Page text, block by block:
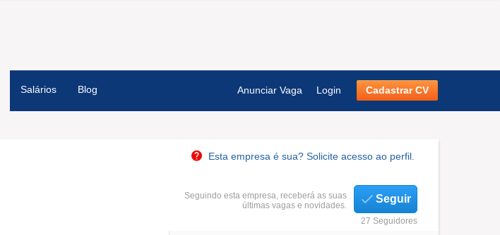
Salários Blog Anunciar Vaga Login Cadastrar CV
Esta empresa é sua? Solicite acesso ao perfil.
Seguindo esta empresa, receberá as suas
últimas vagas e novidades.
Seguir
27 Seguidores